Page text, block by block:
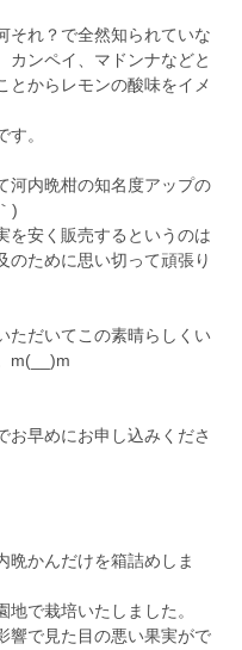
れ？で全然知られていな
カンペイ、マドンナなどと
とからレモンの酸味をイメ
。
内晩柑の知名度アップの
)
安く販売するというのは
のために思い切って頑張り
だいてこの素晴らしくい
m(__)m
お早めにお申し込みくださ
晩かんだけを箱詰めしま
で栽培いたしました。
響で見た目の悪い果実がで